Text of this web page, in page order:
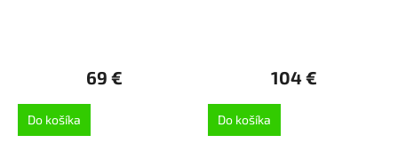
69 €
Do košíka
104 €
Do košíka